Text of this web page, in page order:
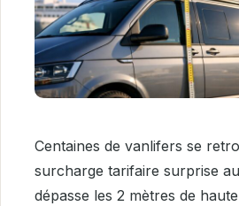
Centaines de vanlifers se
surcharge tarifaire surprise
dépasse les 2 mètres de